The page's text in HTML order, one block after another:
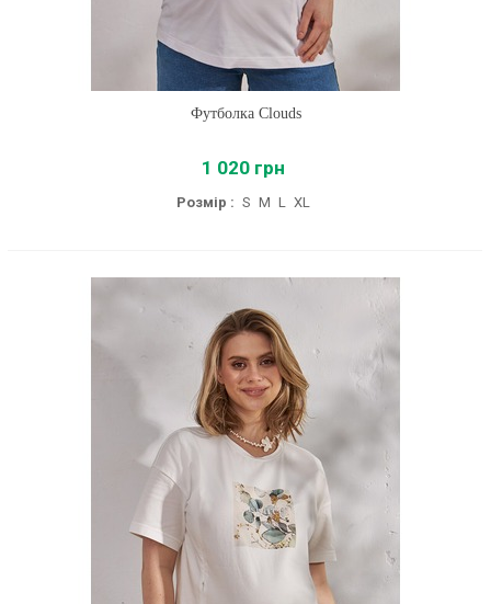
Футболка Clouds
1 020 грн
Розмір : S M L XL